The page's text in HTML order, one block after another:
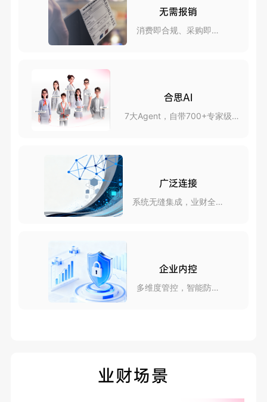
无需报销
消费即合规、采购即报
合思AI
7大Agent，自带700+专家级
广泛连接
系统无缝集成，业财全互
企业内控
多维度管控，智能防风
业财场景